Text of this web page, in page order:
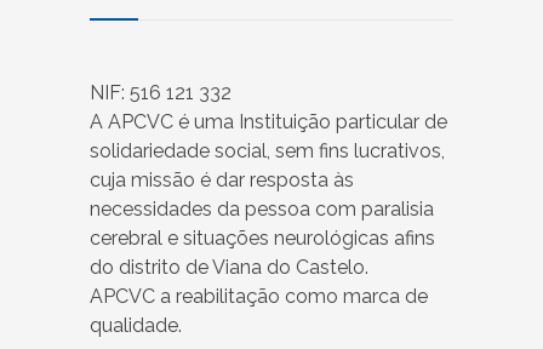
NIF: 516 121 332
A APCVC é uma Instituição particular de
solidariedade social, sem fins lucrativos,
cuja missão é dar resposta às
necessidades da pessoa com paralisia
cerebral e situações neurológicas afins
do distrito de Viana do Castelo.
APCVC a reabilitação como marca de
qualidade.